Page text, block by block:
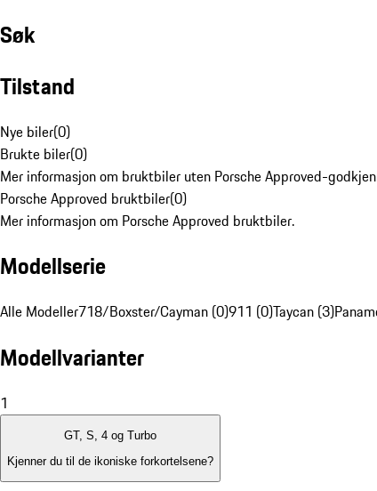
Søk
Tilstand
Nye biler(0)
Brukte biler(0)
Mer informasjon om bruktbiler uten Porsche Approved-
Porsche Approved bruktbiler(0)
Mer informasjon om Porsche Approved bruktbiler.
Modellserie
Alle Modeller718/Boxster/Cayman (0)911 (0)Taycan (3)
Modellvarianter
1
GT, S, 4 og Turbo
Kjenner du til de ikoniske forkortelsene?